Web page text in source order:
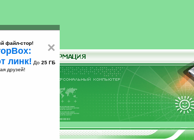
×
файл-стор!
линк! До 25 ГБ
друзей!